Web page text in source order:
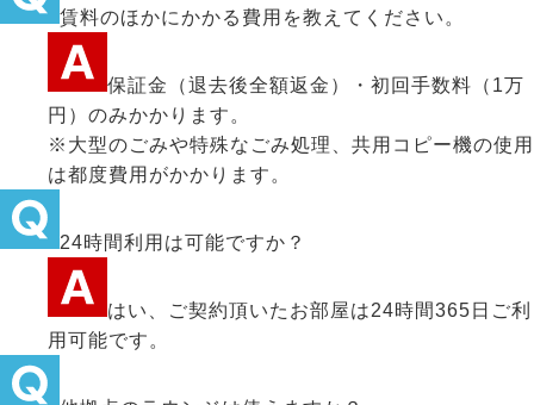
賃料のほかにかかる費用を教えてください。
保証金（退去後全額返金）・初回手数料（1万
円）のみかかります。
※大型のごみや特殊なごみ処理、共用コピー機の使用
は都度費用がかかります。
24時間利用は可能ですか？
はい、ご契約頂いたお部屋は24時間365日ご利
用可能です。